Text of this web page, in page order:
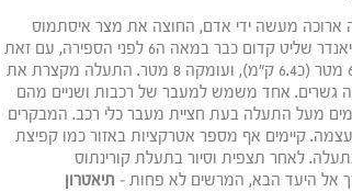
ארוכה מעשה ידי אדם, החוצה את מצר איסתמוס
בעיר קורינתוס ומחברת את מפרץ קורינתוס אל מפרץ הסרוני. את הרעיון לתעלה הגה פריאנדר שליט קדום כבר במאה ה6 לפני הספירה, עם זאת
תעלת קורינתוס נבנתה בין השנים 1881-1893 לאחר עצמאות יוון. ארוך התעלה הינה 6,346 מטר (כ6.4 ק"מ), ועומקה 8 מטר. התעלה מקצרת את
במהלך השנים שלושה גשרים. אחד משמש למעבר של רכבות ושניים מהם
מעל התעלה בעת חציית מעבר כלי רכב. המבקרים
קיימים אף מספר אטרקציות באזור כמו קפיצת
לאחר תצפית וסיור בתעלת קורינתוס
אל היעד הבא, המרשים לא פחות – תיאטרון